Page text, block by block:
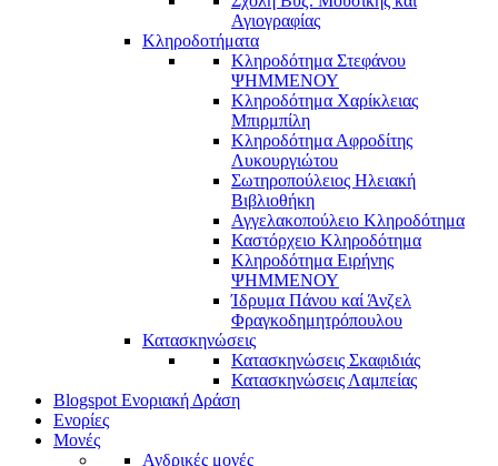
Αγιογραφίας
Κληροδοτήματα
Κληροδότημα Στεφάνου
ΨΗΜΜΕΝΟΥ
Κληροδότημα Χαρίκλειας
Μπιρμπίλη
Κληροδότημα Αφροδίτης
Λυκουργιώτου
Σωτηροπούλειος Ηλειακή
Βιβλιοθήκη
Αγγελακοπούλειο Κληροδότημα
Καστόρχειο Κληροδότημα
Κληροδότημα Ειρήνης
ΨΗΜΜΕΝΟΥ
Ίδρυμα Πάνου καί Άνζελ
Φραγκοδημητρόπουλου
Κατασκηνώσεις
Κατασκηνώσεις Σκαφιδιάς
Κατασκηνώσεις Λαμπείας
Blogspot Ενοριακή Δράση
Ενορίες
Μονές
Ανδρικές μονές